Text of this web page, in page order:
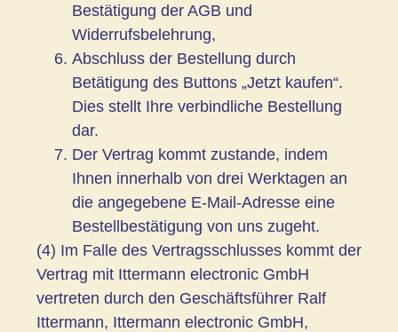
Bestätigung der AGB und
Widerrufsbelehrung,
Abschluss der Bestellung durch
Betätigung des Buttons „Jetzt kaufen“.
Dies stellt Ihre verbindliche Bestellung
dar.
Der Vertrag kommt zustande, indem
Ihnen innerhalb von drei Werktagen an
die angegebene E-Mail-Adresse eine
Bestellbestätigung von uns zugeht.
(4) Im Falle des Vertragsschlusses kommt der
Vertrag mit Ittermann electronic GmbH
vertreten durch den Geschäftsführer Ralf
Ittermann, Ittermann electronic GmbH,